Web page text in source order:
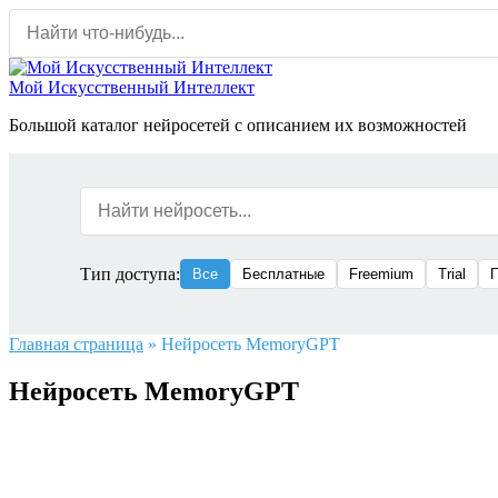
Перейти
содержанию
Мой Искусственный Интеллект
Большой каталог нейросетей с описанием их возможностей
Тип доступа: Все Бесплатные Freemium Trial
Главная страница » Нейросеть MemoryGPT
Нейросеть MemoryGPT